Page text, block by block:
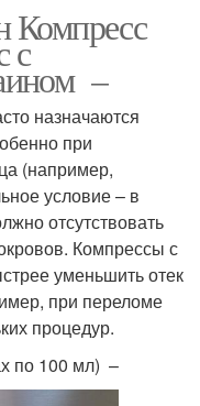
Компресс
с
–
назначаются
при
(например,
условие – в
отсутствовать
Компрессы с
уменьшить отек
при переломе
процедур.
по 100 мл) –